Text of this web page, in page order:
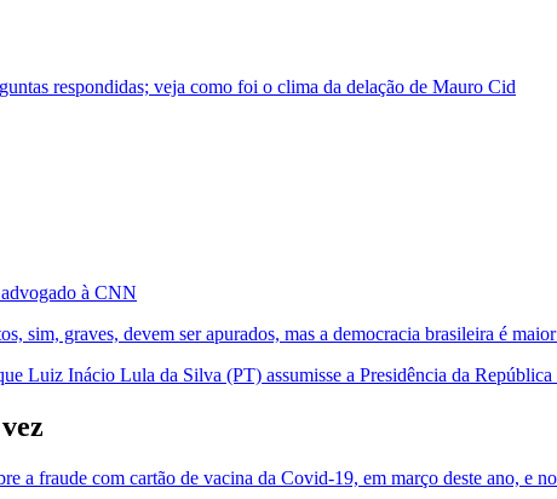
respondidas; veja como foi o clima da delação de Mauro Cid
à CNN
sim, graves, devem ser apurados, mas a democracia brasileira é
Luiz Inácio Lula da Silva (PT) assumisse a Presidência da
a fraude com cartão de vacina da Covid-19, em março deste ano, e